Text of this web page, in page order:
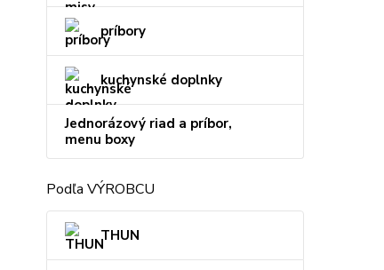
príbory
kuchynské doplnky
Jednorázový riad a príbor,
menu boxy
Podľa VÝROBCU
THUN